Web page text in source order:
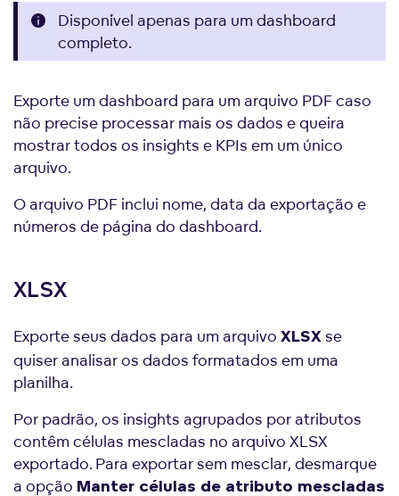
Disponível apenas para um dashboard
completo.
Exporte um dashboard para um arquivo PDF caso
não precise processar mais os dados e queira
mostrar todos os insights e KPIs em um único
arquivo.
O arquivo PDF inclui nome, data da exportação e
números de página do dashboard.
XLSX
Exporte seus dados para um arquivo XLSX se
quiser analisar os dados formatados em uma
planilha.
Por padrão, os insights agrupados por atributos
contêm células mescladas no arquivo XLSX
exportado. Para exportar sem mesclar, desmarque
a opção Manter células de atributo mescladas